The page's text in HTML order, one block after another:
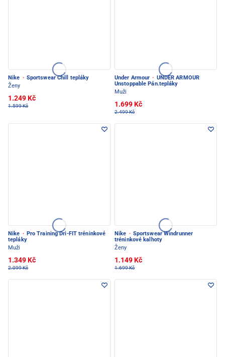
Nike · Sportswear Chill tepláky
Ženy
1.249 Kč
1.599 Kč
Under Armour · UNDER ARMOUR
Unstoppable Pán.tepláky
Muži
1.699 Kč
2.499 Kč
Nike · Pro Training Dri-FIT tréninkové
tepláky
Muži
1.349 Kč
2.099 Kč
Nike · Sportswear Windrunner
tréninkové kalhoty
Ženy
1.149 Kč
1.699 Kč